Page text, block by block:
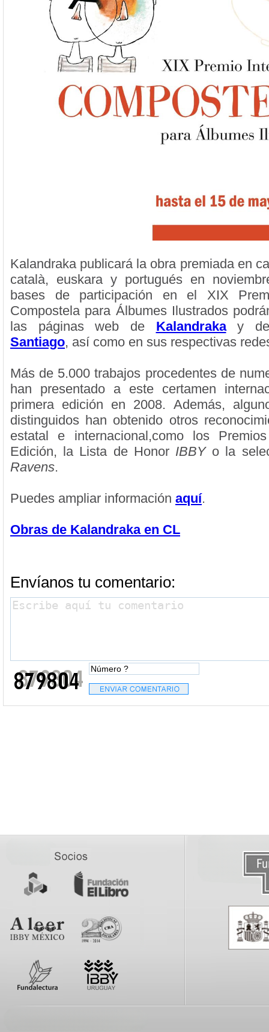
Kalandraka publicará la obra premiada en
català, euskara y portugués en
bases de participación en el XIX
Compostela para Álbumes Ilustrados
las páginas web de Kalandrakay
Santiago, así como en sus respectivas
Más de 5.000 trabajos procedentes de
han presentado a este certamen
primera edición en 2008. Además,
distinguidos han obtenido otros
estatal e internacional,como los
Edición, la Lista de Honor IBBY o la
Ravens.
Puedes ampliar información aquí.
Obras de Kalandraka en CL
Envíanos tu comentario: